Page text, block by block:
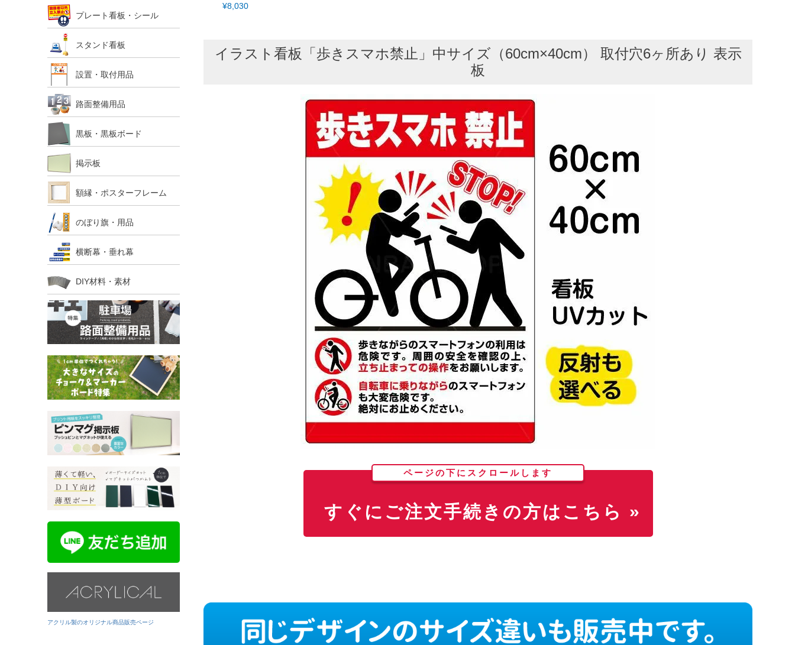
プレート看板・シール
スタンド看板
設置・取付用品
路面整備用品
黒板・黒板ボード
掲示板
額縁・ポスターフレーム
のぼり旗・用品
横断幕・垂れ幕
DIY材料・素材
アクリル製のオリジナル商品販売ページ
m×40cm） 取付穴6ヶ所
¥8,030
イラスト看板「歩きスマホ禁止」中サイズ（60cm×40cm） 取付穴6ヶ所あり 表示
板
ページの下にスクロールします
すぐにご注文手続きの方はこちら »